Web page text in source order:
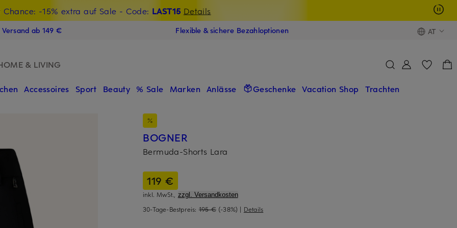
Chance: -15% extra auf Sale - Code: LAST15 Details
Willkommensgutschein mit Beyond sichern
ab 149 € Flexible & sichere Bezahloptionen AT
& LIVING
Accessoires Sport Beauty % Sale Marken Anlässe Geschenke Vacation Shop Trachten
BOGNER
Bermuda-Shorts Lara
119 €
inkl. MwSt., zzgl. Versandkosten
30-Tage-Bestpreis: 195 € (-38%) | Details